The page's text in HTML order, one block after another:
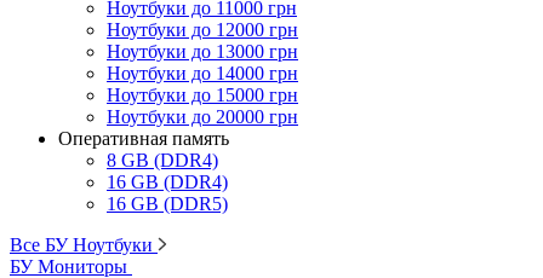
Ноутбуки до 11000 грн
Ноутбуки до 12000 грн
Ноутбуки до 13000 грн
Ноутбуки до 14000 грн
Ноутбуки до 15000 грн
Ноутбуки до 20000 грн
Оперативная память
8 GB (DDR4)
16 GB (DDR4)
16 GB (DDR5)
Все БУ Ноутбуки
БУ Мониторы